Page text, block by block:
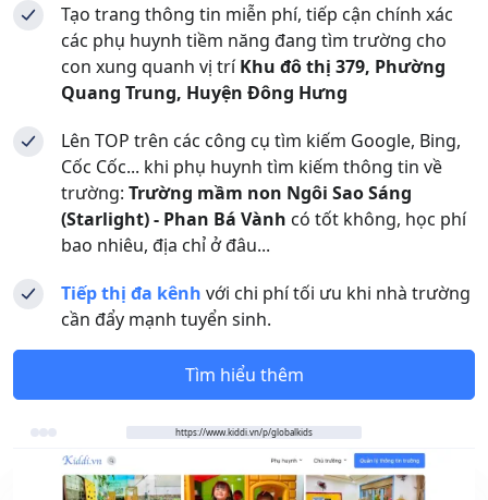
Tạo trang thông tin miễn phí, tiếp cận chính xác
các phụ huynh tiềm năng đang tìm trường cho
con xung quanh vị tríKhu đô thị 379, Phường
Quang Trung, Huyện Đông Hưng
Lên TOP trên các công cụ tìm kiếm Google, Bing,
Cốc Cốc... khi phụ huynh tìm kiếm thông tin về
trường: Trường mầm non Ngôi Sao Sáng
(Starlight) - Phan Bá Vành có tốt không, học phí
bao nhiêu, địa chỉ ở đâu...
Tiếp thị đa kênh với chi phí tối ưu khi nhà trường
cần đẩy mạnh tuyển sinh.
Tìm hiểu thêm
https://www.kiddi.vn/p/globalkids